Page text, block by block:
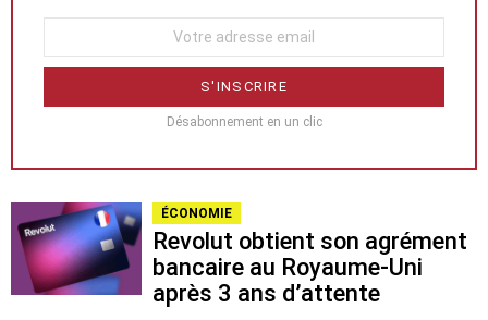
Désabonnement en un clic
ÉCONOMIE
Revolut obtient son agrément
bancaire au Royaume-Uni
après 3 ans d’attente